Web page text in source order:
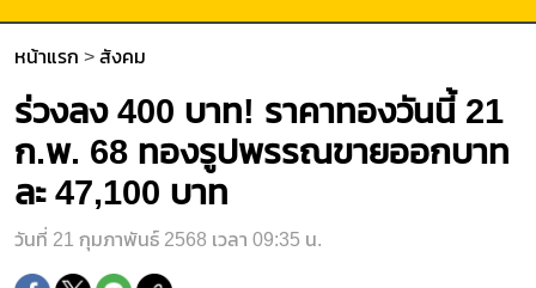
หน้าแรก > สังคม
ร่วงลง 400 บาท! ราคาทองวันนี้ 21
ก.พ. 68 ทองรูปพรรณขายออกบาท
ละ 47,100 บาท
วันที่ 21 กุมภาพันธ์ 2568 เวลา 09:35 น.